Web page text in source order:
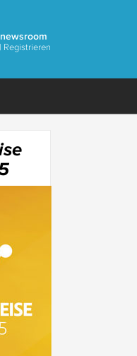
| Registrieren